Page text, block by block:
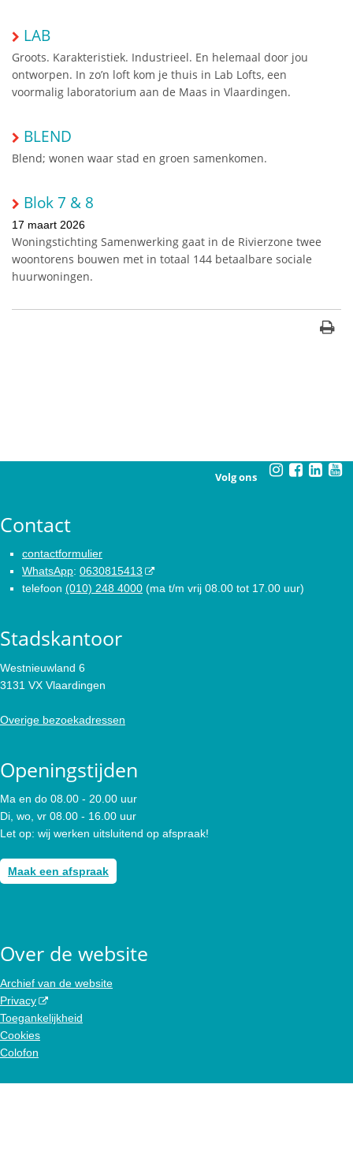
LAB
Groots. Karakteristiek. Industrieel. En helemaal door jou
ontworpen. In zo’n loft kom je thuis in Lab Lofts, een
voormalig laboratorium aan de Maas in Vlaardingen.
BLEND
Blend; wonen waar stad en groen samenkomen.
Blok 7 & 8
17 maart 2026
Woningstichting Samenwerking gaat in de Rivierzone twee
woontorens bouwen met in totaal 144 betaalbare sociale
huurwoningen.
Volg ons
Contact
contactformulier
WhatsApp: 0630815413
telefoon (010) 248 4000 (ma t/m vrij 08.00 tot 17.00 uur)
Stadskantoor
Westnieuwland 6
3131 VX Vlaardingen
Overige bezoekadressen
Openingstijden
Ma en do 08.00 - 20.00 uur
Di, wo, vr 08.00 - 16.00 uur
Let op: wij werken uitsluitend op afspraak!
Maak een afspraak
Over de website
Archief van de website
Privacy
Toegankelijkheid
Cookies
Colofon